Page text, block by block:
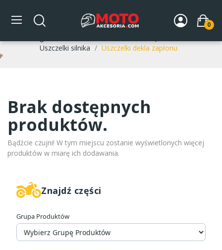
0
Uszczelki dekla zapłonu
Uszczelki silnika
Uszczelki dekla zapłonu
Znajdź części
Grupa Produktów
Brak dostępnych
produktów.
Bądźcie czujni! W tym miejscu zostanie wyświetlonych więcej
produktów w miarę ich dodawania.